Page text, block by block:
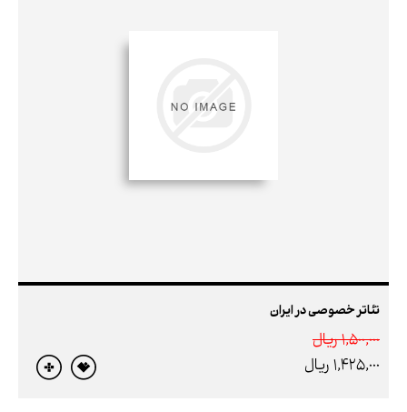
تئاتر خصوصی در ایران
1,500,000 ريال
1,425,000 ريال